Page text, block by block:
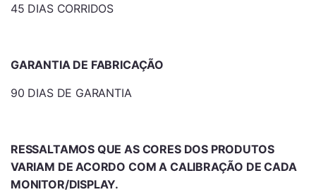
45 DIAS CORRIDOS
GARANTIA DE FABRICAÇÃO
90 DIAS DE GARANTIA
RESSALTAMOS QUE AS CORES DOS PRODUTOS
VARIAM DE ACORDO COM A CALIBRAÇÃO DE CADA
MONITOR/DISPLAY.